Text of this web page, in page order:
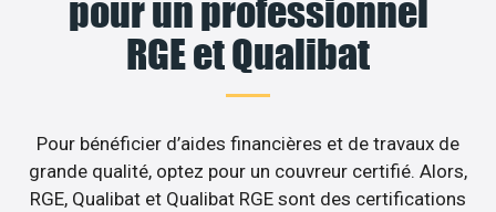
pour un professionnel
RGE et Qualibat
Pour bénéficier d’aides financières et de travaux de
grande qualité, optez pour un couvreur certifié. Alors,
RGE, Qualibat et Qualibat RGE sont des certifications